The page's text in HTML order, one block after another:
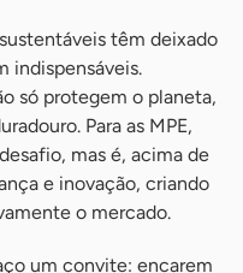
têm deixado
indispensáveis.
só protegem o planeta,
Para as MPE,
mas é, acima de
e inovação, criando
o mercado.
um convite: encarem